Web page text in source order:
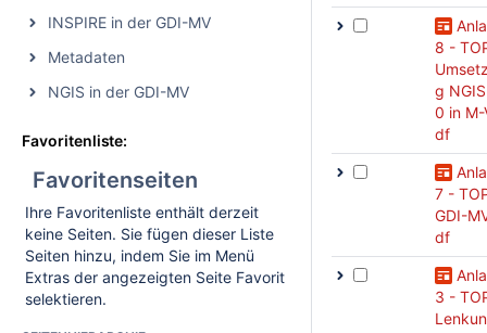
INSPIRE in der GDI-MV
Metadaten
NGIS in der GDI-MV
Favoritenliste:
Favoritenseiten
Ihre Favoritenliste enthält derzeit
keine Seiten. Sie fügen dieser Liste
Seiten hinzu, indem Sie im Menü
Extras der angezeigten Seite Favorit
selektieren.
8 -
g
0 in M-
df
7 -
GDI-
df
3 -